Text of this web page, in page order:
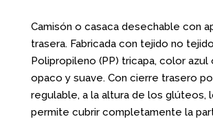
Camisón o casaca desechable con
trasera. Fabricada con tejido no
Polipropileno (PP) tricapa, color azul
opaco y suave. Con cierre trasero
regulable, a la altura de los glúteos,
permite cubrir completamente la